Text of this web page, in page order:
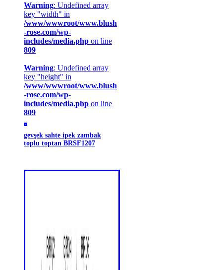
Warning: Undefined array
key "width" in
/www/wwwroot/www.blush
-rose.com/wp-
includes/media.php on line
809
Warning: Undefined array
key "height" in
/www/wwwroot/www.blush
-rose.com/wp-
includes/media.php on line
809
gevşek sahte ipek zambak
toplu toptan BRSF1207